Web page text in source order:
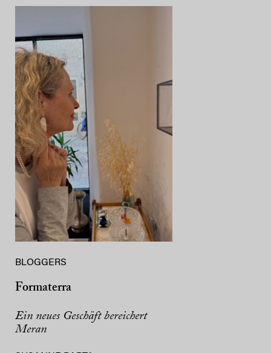
BLOGGERS
Formaterra
Ein neues Geschäft bereichert
Meran